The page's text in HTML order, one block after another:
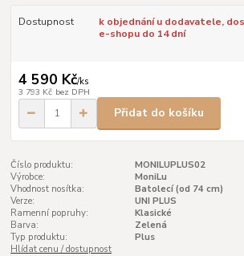
Dostupnost
k objednání u dodavatele,
e-shopu do 14 dní
4 590 Kč/ks
3 793 Kč bez DPH
Přidat do košíku
Číslo produktu:
MONILUPLUS02
Výrobce:
MoniLu
Vhodnost nosítka:
Batolecí (od 74 cm)
Verze:
UNI PLUS
Ramenní popruhy:
Klasické
Barva:
Zelená
Typ produktu:
Plus
Hlídat cenu / dostupnost